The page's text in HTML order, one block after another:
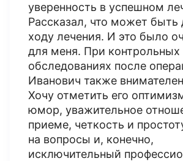
уверенность в успешном
Рассказал, что может быть
ходу лечения. И это было
для меня. При контрольных
обследованиях после
Иванович также
Хочу отметить его
юмор, уважительное
приеме, четкость и
на вопросы и, конечно,
исключительный